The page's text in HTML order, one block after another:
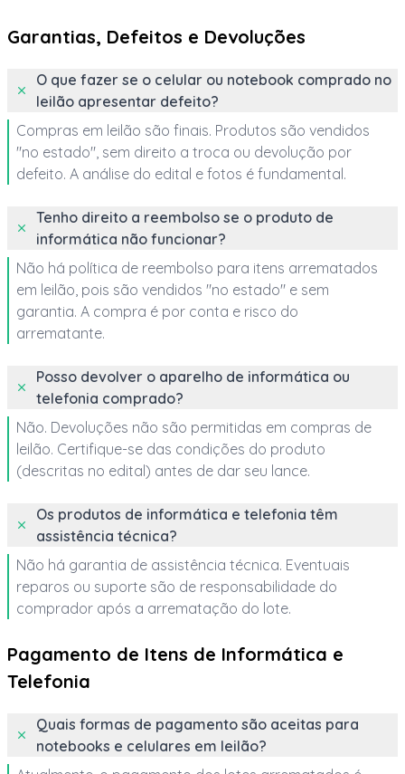
Garantias, Defeitos e Devoluções
O que fazer se o celular ou notebook comprado no
leilão apresentar defeito?
Compras em leilão são finais. Produtos são vendidos
"no estado", sem direito a troca ou devolução por
defeito. A análise do edital e fotos é fundamental.
Tenho direito a reembolso se o produto de
informática não funcionar?
Não há política de reembolso para itens arrematados
em leilão, pois são vendidos "no estado" e sem
garantia. A compra é por conta e risco do
arrematante.
Posso devolver o aparelho de informática ou
telefonia comprado?
Não. Devoluções não são permitidas em compras de
leilão. Certifique-se das condições do produto
(descritas no edital) antes de dar seu lance.
Os produtos de informática e telefonia têm
assistência técnica?
Não há garantia de assistência técnica. Eventuais
reparos ou suporte são de responsabilidade do
comprador após a arrematação do lote.
Pagamento de Itens de Informática e
Telefonia
Quais formas de pagamento são aceitas para
notebooks e celulares em leilão?